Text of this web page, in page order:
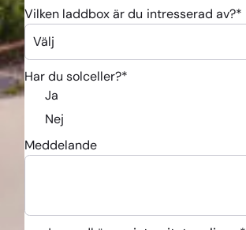
Vilken laddbox är du intresserad av?*
Har du solceller?*
Ja
Nej
Meddelande